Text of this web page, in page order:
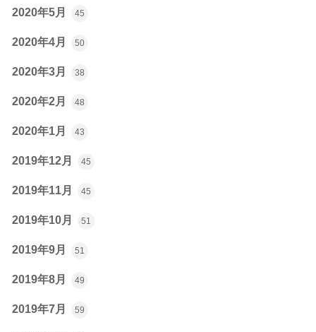
2020年5月 45
2020年4月 50
2020年3月 38
2020年2月 48
2020年1月 43
2019年12月 45
2019年11月 45
2019年10月 51
2019年9月 51
2019年8月 49
2019年7月 59